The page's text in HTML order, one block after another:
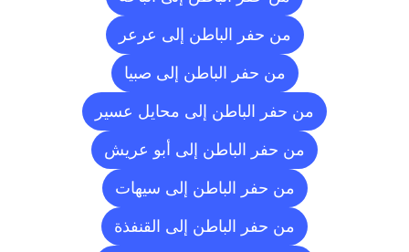
من حفر الباطن إلى عرعر
من حفر الباطن إلى صبيا
من حفر الباطن إلى محايل عسير
من حفر الباطن إلى أبو عريش
من حفر الباطن إلى سيهات
من حفر الباطن إلى القنفذة